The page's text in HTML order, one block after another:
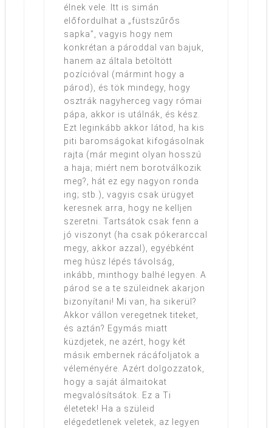
élnek vele. Itt is simán
előfordulhat a „füstszűrős
sapka”, vagyis hogy nem
konkrétan a pároddal van bajuk,
hanem az általa betöltött
pozícióval (mármint hogy a
párod), és tök mindegy, hogy
osztrák nagyherceg vagy római
pápa, akkor is utálnák, és kész.
Ezt leginkább akkor látod, ha kis
piti baromságokat kifogásolnak
rajta (már megint olyan hosszú
a haja; miért nem borotválkozik
meg?, hát ez egy nagyon ronda
ing; stb.), vagyis csak ürügyet
keresnek arra, hogy ne kelljen
szeretni. Tartsátok csak fenn a
jó viszonyt (ha csak pókerarccal
megy, akkor azzal), egyébként
meg húsz lépés távolság,
inkább, minthogy balhé legyen. A
párod se a te szüleidnek akarjon
bizonyítani! Mi van, ha sikerül?
Akkor vállon veregetnek titeket,
és aztán? Egymás miatt
küzdjetek, ne azért, hogy két
másik embernek rácáfoljatok a
véleményére. Azért dolgozzatok,
hogy a saját álmaitokat
megvalósítsátok. Ez a Ti
életetek! Ha a szüleid
elégedetlenek veletek, az legyen